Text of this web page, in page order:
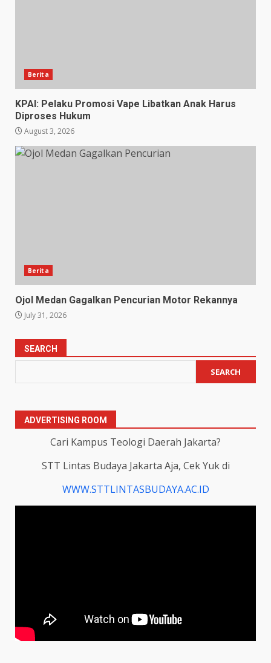
Berita
KPAI: Pelaku Promosi Vape Libatkan Anak Harus
Diproses Hukum
August 3, 2026
Berita
Ojol Medan Gagalkan Pencurian Motor Rekannya
July 31, 2026
SEARCH
SEARCH
ADVERTISING ROOM
Cari Kampus Teologi Daerah Jakarta?
STT Lintas Budaya Jakarta Aja, Cek Yuk di
WWW.STTLINTASBUDAYA.AC.ID